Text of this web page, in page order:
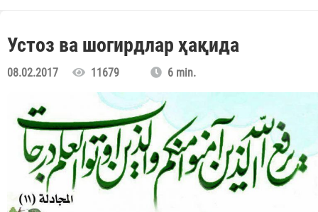
Устоз ва шогирдлар ҳақида
08.02.2017 11679 6 min.